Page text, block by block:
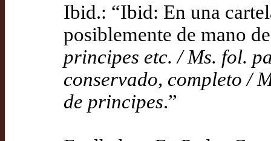
Ibid.: “Ibid: En una
posiblemente de mano
principes etc. / Ms. fol.
conservado, completo /
de principes.”